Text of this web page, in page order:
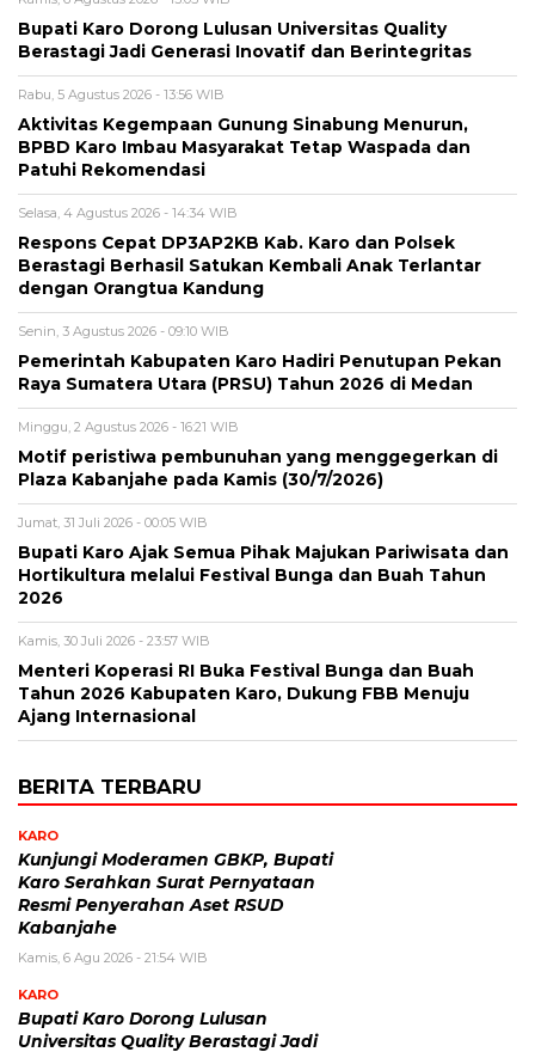
Bupati Karo Dorong Lulusan Universitas Quality
Berastagi Jadi Generasi Inovatif dan Berintegritas
Rabu, 5 Agustus 2026 - 13:56 WIB
Aktivitas Kegempaan Gunung Sinabung Menurun,
BPBD Karo Imbau Masyarakat Tetap Waspada dan
Patuhi Rekomendasi
Selasa, 4 Agustus 2026 - 14:34 WIB
Respons Cepat DP3AP2KB Kab. Karo dan Polsek
Berastagi Berhasil Satukan Kembali Anak Terlantar
dengan Orangtua Kandung
Senin, 3 Agustus 2026 - 09:10 WIB
Pemerintah Kabupaten Karo Hadiri Penutupan Pekan
Raya Sumatera Utara (PRSU) Tahun 2026 di Medan
Minggu, 2 Agustus 2026 - 16:21 WIB
Motif peristiwa pembunuhan yang menggegerkan di
Plaza Kabanjahe pada Kamis (30/7/2026)
Jumat, 31 Juli 2026 - 00:05 WIB
Bupati Karo Ajak Semua Pihak Majukan Pariwisata dan
Hortikultura melalui Festival Bunga dan Buah Tahun
2026
Kamis, 30 Juli 2026 - 23:57 WIB
Menteri Koperasi RI Buka Festival Bunga dan Buah
Tahun 2026 Kabupaten Karo, Dukung FBB Menuju
Ajang Internasional
BERITA TERBARU
KARO
Kunjungi Moderamen GBKP, Bupati
Karo Serahkan Surat Pernyataan
Resmi Penyerahan Aset RSUD
Kabanjahe
Kamis, 6 Agu 2026 - 21:54 WIB
KARO
Bupati Karo Dorong Lulusan
Universitas Quality Berastagi Jadi